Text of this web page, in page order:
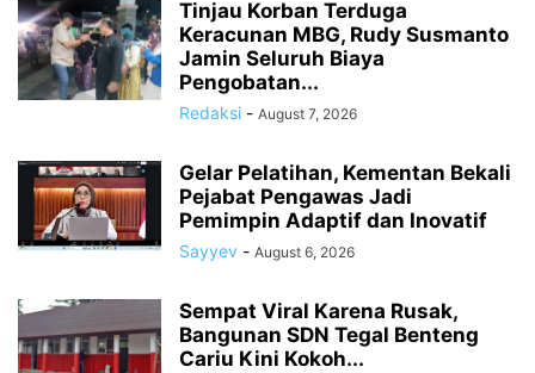
Tinjau Korban Terduga
Keracunan MBG, Rudy Susmanto
Jamin Seluruh Biaya
Pengobatan...
Redaksi - August 7, 2026
Gelar Pelatihan, Kementan Bekali
Pejabat Pengawas Jadi
Pemimpin Adaptif dan Inovatif
Sayyev - August 6, 2026
Sempat Viral Karena Rusak,
Bangunan SDN Tegal Benteng
Cariu Kini Kokoh...